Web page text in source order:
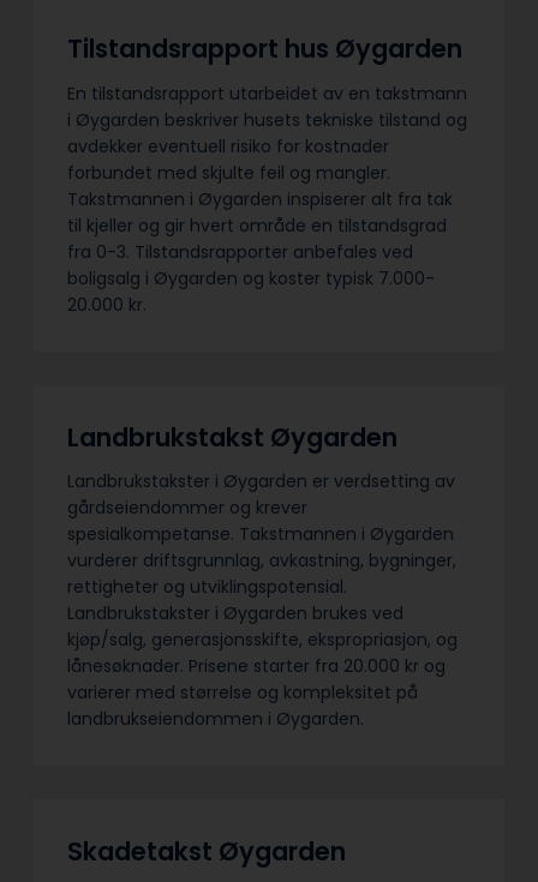
Tilstandsrapport hus Øygarden
En tilstandsrapport utarbeidet av en takstmann
i Øygarden beskriver husets tekniske tilstand og
avdekker eventuell risiko for kostnader
forbundet med skjulte feil og mangler.
Takstmannen i Øygarden inspiserer alt fra tak
til kjeller og gir hvert område en tilstandsgrad
fra 0-3. Tilstandsrapporter anbefales ved
boligsalg i Øygarden og koster typisk 7.000-
20.000 kr.
Landbrukstakst Øygarden
Landbrukstakster i Øygarden er verdsetting av
gårdseiendommer og krever
spesialkompetanse. Takstmannen i Øygarden
vurderer driftsgrunnlag, avkastning, bygninger,
rettigheter og utviklingspotensial.
Landbrukstakster i Øygarden brukes ved
kjøp/salg, generasjonsskifte, ekspropriasjon, og
lånesøknader. Prisene starter fra 20.000 kr og
varierer med størrelse og kompleksitet på
landbrukseiendommen i Øygarden.
Skadetakst Øygarden